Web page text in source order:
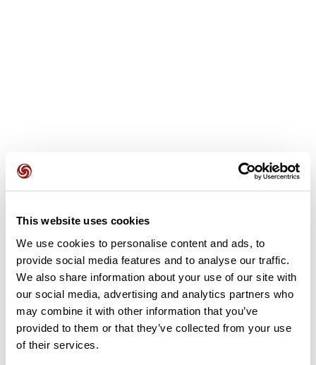
This website uses cookies
We use cookies to personalise content and ads, to
provide social media features and to analyse our traffic.
We also share information about your use of our site with
our social media, advertising and analytics partners who
may combine it with other information that you’ve
provided to them or that they’ve collected from your use
of their services.
Opiniones de los usuarios
Este recorrido aún no contiene opiniones. ¿Ya lo has
Añadir una opinión